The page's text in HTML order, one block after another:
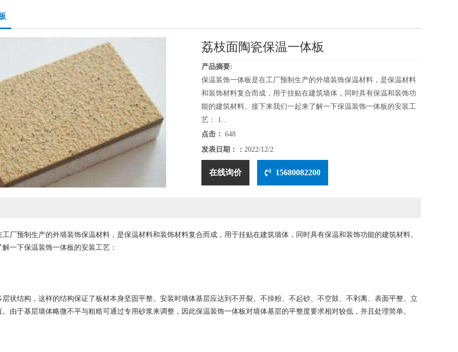
荔枝面陶瓷保温一体板
产品摘要:
保温装饰一体板是在工厂预制生产的外墙装饰保温材料，是保温材料
和装饰材料复合而成，用于挂贴在建筑墙体，同时具有保温和装饰功
能的建筑材料。接下来我们一起来了解一下保温装饰一体板的安装工
艺： 1...
点击： 648
发表日期：： 2022/12/2
在线询价 15680082200
厂预制生产的外墙装饰保温材料，是保温材料和装饰材料复合而成，用于挂贴在建筑墙体，同时具有保温和装饰功能的建筑材料。
一下保温装饰一体板的安装工艺：
状结构，这样的结构保证了板材本身坚固平整。安装时墙体基层应达到不开裂、不掉粉、不起砂、不空鼓、不剥离、表面平整、立
由于基层墙体略微不平与粗糙可通过专用砂浆来调整，因此保温装饰一体板对墙体基层的平整度要求相对较低，并且处理简单。